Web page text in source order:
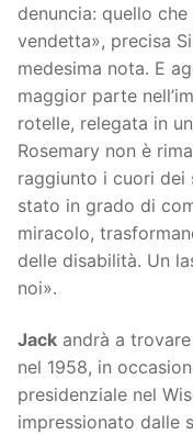
denuncia: quello
vendetta», precisa
medesima nota. E
maggior parte
rotelle, relegata in
Rosemary non è
raggiunto i cuori dei
stato in grado di
miracolo,
delle disabilità. Un
noi».
Jack andrà a
nel 1958, in
presidenziale nel
impressionato dalle